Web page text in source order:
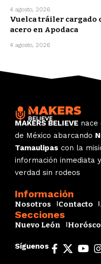
4 agosto, 2026
Vuelca tráiler cargado
acero en Apodaca
4 agosto, 2026
MAKERS BELIEVE nace
de México abarcando
Tamaulipas con la
información inmediata
verdad sin rodeos
Información
Nosotros Contacto
Secciones
Nuevo León
Síguenos